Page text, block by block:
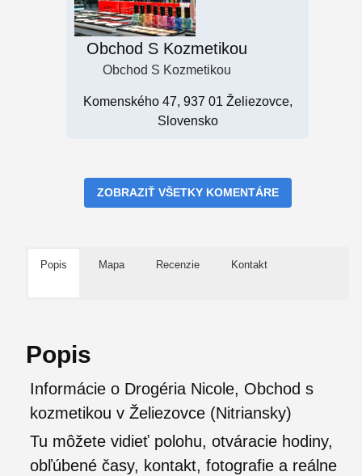
Obchod S Kozmetikou
Obchod S Kozmetikou
Komenského 47, 937 01 Želiezovce,
Slovensko
ZOBRAZIŤ VŠETKY KOMENTÁRE
Popis Mapa Recenzie Kontakt
Popis
Informácie o Drogéria Nicole, Obchod s
kozmetikou v Želiezovce (Nitriansky)
Tu môžete vidieť polohu, otváracie hodiny,
obľúbené časy, kontakt, fotografie a reálne